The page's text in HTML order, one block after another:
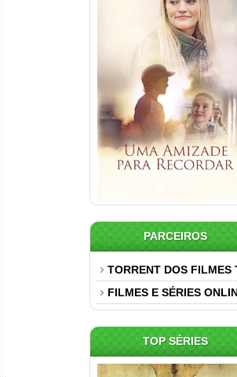
Uma Amizade para
Torrent (2025) WEB-DL
Dual Áudio
PARCEIROS
TORRENT DOS FILMES
FILMES E SÉRIES
TOP SÉRIES